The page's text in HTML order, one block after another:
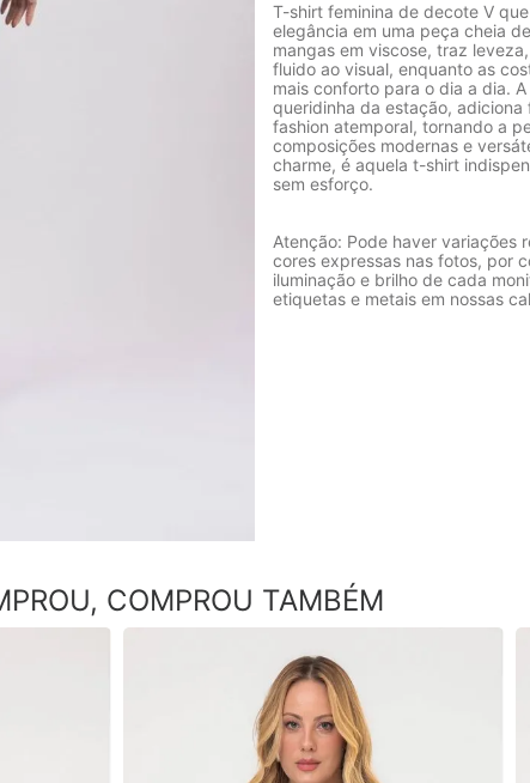
T-shirt feminina de decote V
elegância em uma peça cheia
mangas em viscose, traz
fluido ao visual, enquanto as
mais conforto para o dia a dia.
queridinha da estação,
fashion atemporal, tornando a
composições modernas e
charme, é aquela t-shirt
sem esforço.
Atenção: Pode haver variações
cores expressas nas fotos, por
iluminação e brilho de cada
etiquetas e metais em nossas
COMPROU TAMBÉM